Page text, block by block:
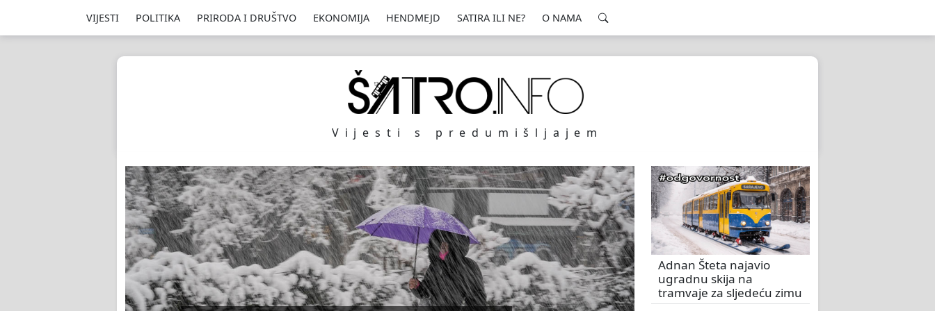
VIJESTI POLITIKA PRIRODA I DRUŠTVO EKONOMIJA HENDMEJD SATIRA ILI NE? O NAMA
Vijesti s predumišljajem
Adnan Šteta najavio
ugradnu skija na
tramvaje za sljedeću zimu